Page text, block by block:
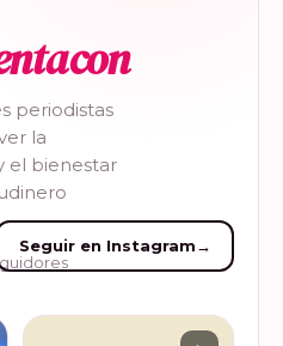
periodistas
la
el bienestar
Seguir en Instagram→